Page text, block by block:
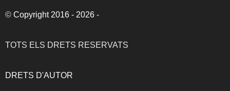
© Copyright 2016 - 2026 -
TOTS ELS DRETS RESERVATS
DRETS D'AUTOR